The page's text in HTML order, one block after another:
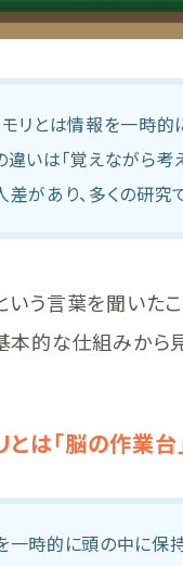
リとは情報を一時的
いは「覚えながら考
があり、多くの研
いう言葉を聞いた
本的な仕組みから
は「脳の作業台
一時的に頭の中に保